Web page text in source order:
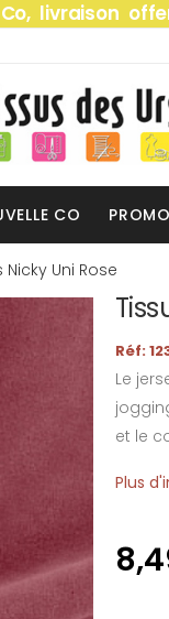
livraison
CO
Uni Rose
Réf:
Le
et le
Plus